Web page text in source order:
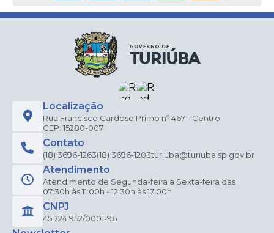
Localização
Rua Francisco Cardoso Primo nº 467 - Centro
CEP: 15280-007
Contato
(18) 3696-1263(18) 3696-1203turiuba@turiuba.sp.gov.br
Atendimento
Atendimento de Segunda-feira a Sexta-feira das
07:30h às 11:00h - 12:30h às 17:00h
CNPJ
45.724.952/0001-96